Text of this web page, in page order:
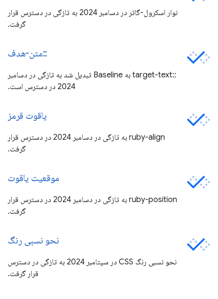
نوار اسکرول-گاتر در دسامبر 2024 به تازگی در دسترس قرار
گرفت.
::متن-هدف
::target-text به Baseline تبدیل شد به تازگی در دسامبر
2024 در دسترس است.
یاقوت قرمز
ruby-align به تازگی در دسامبر 2024 در دسترس قرار
گرفت.
موقعیت یاقوت
ruby-position به تازگی در دسامبر 2024 در دسترس قرار
گرفت.
نحو نسبی رنگ
نحو نسبی رنگ CSS در سپتامبر 2024 به تازگی در دسترس
قرار گرفت.